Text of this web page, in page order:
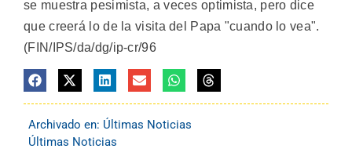
se muestra pesimista, a veces optimista, pero dice
que creerá lo de la visita del Papa "cuando lo vea".
(FIN/IPS/da/dg/ip-cr/96
Archivado en: Últimas Noticias
Últimas Noticias